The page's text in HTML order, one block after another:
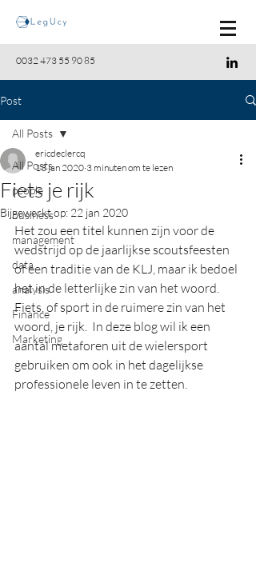
0032 473 55 90 85
Post
All Posts
people
business
management
data
analysis
Finance
Marketing
All Posts
Fiets je rijk
ericdeclercq
13 jan 2020 3 minuten om te lezen
Bijgewerkt op: 22 jan 2020
Het zou een titel kunnen zijn voor de
wedstrijd op de jaarlijkse scoutsfeesten
of een traditie van de KLJ, maar ik bedoel
het in de letterlijke zin van het woord.
Fiets, of sport in de ruimere zin van het
woord, je rijk.  In deze blog wil ik een
aantal metaforen uit de wielersport
gebruiken om ook in het dagelijkse
professionele leven in te zetten.